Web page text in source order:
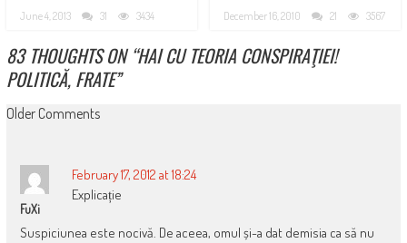
June 4, 2013 31 3434 December 16, 2010 21 3567
83 THOUGHTS ON “HAI CU TEORIA CONSPIRAŢIEI!
POLITICĂ, FRATE”
COMMENT
Older Comments
FuXi
February 17, 2012 at 18:24
Explicație
Suspiciunea este nocivă. De aceea, omul și-a dat demisia ca să nu